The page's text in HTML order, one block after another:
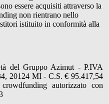
essere acquisiti attraverso la
non rientrano nello
istituito in conformità alla
del Gruppo Azimut - P.IVA
20124 MI - C.S. € 95.417,54
autorizzato con